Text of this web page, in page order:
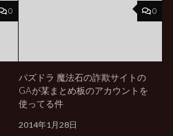
0 0
パズドラ 魔法石の詐欺サイトの
GAが某まとめ板のアカウントを
使ってる件
2014年1月28日